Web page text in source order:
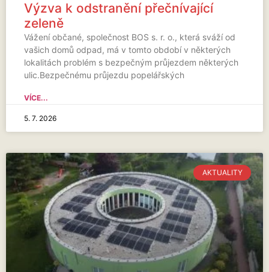
Výzva k odstranění přečnívající
zeleně
Vážení občané, společnost BOS s. r. o., která sváží od
vašich domů odpad, má v tomto období v některých
lokalitách problém s bezpečným průjezdem některých
ulic.Bezpečnému průjezdu popelářských
VÍCE...
5. 7. 2026
AKTUALITY